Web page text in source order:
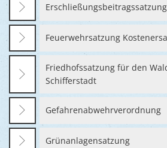
Erschließungsbeitragssatzung
Feuerwehrsatzung
Friedhofssatzung für den
Schifferstadt
Gefahrenabwehrverordnung
Grünanlagensatzung